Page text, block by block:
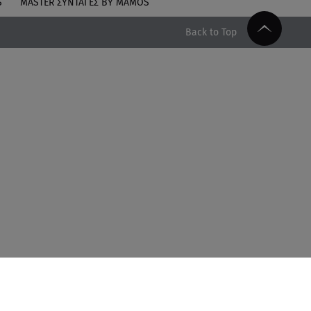
MASTER ΣΥΝΤΑΓΈΣ BY MAMOS
Back to Top